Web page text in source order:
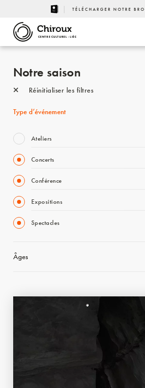
TÉLÉCHARGER NOTRE
CENTRE CULTUREL - LIÈGE
Notre saison
Réinitialiser les filtres
Type d’événement
Ateliers
Concerts
Conférence
Expositions
Spectacles
Âges